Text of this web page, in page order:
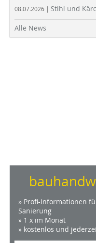
08.07.2026 | Stihl und
Alle News
» Profi-Informationen
Sanierung
» 1 x im Monat
» kostenlos und